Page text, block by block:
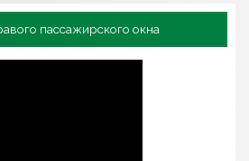
пассажирского окна